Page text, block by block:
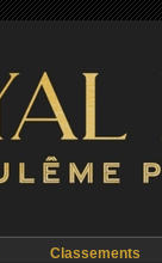
Classements